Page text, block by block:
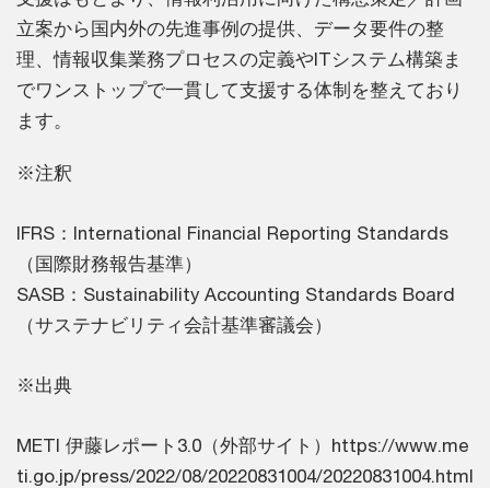
立案から国内外の先進事例の提供、データ要件の整
理、情報収集業務プロセスの定義やITシステム構築ま
でワンストップで一貫して支援する体制を整えており
ます。
※注釈
IFRS：International Financial Reporting Standards
（国際財務報告基準）
SASB：Sustainability Accounting Standards Board
（サステナビリティ会計基準審議会）
※出典
METI 伊藤レポート3.0（外部サイト）https://www.me
ti.go.jp/press/2022/08/20220831004/20220831004.html